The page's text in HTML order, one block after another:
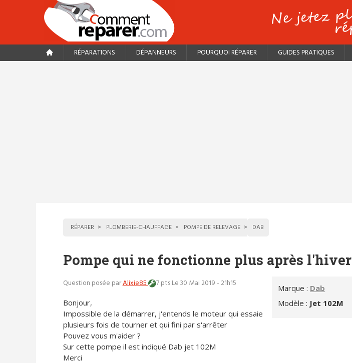
RÉPARATIONS DÉPANNEURS POURQUOI RÉPARER GUIDES PRATIQUES
RÉPARER PLOMBERIE-CHAUFFAGE POMPE DE RELEVAGE DAB
Pompe qui ne fonctionne plus après l'hiver
Marque : Dab
Modèle : Jet 102M
Question posée parAlixie85 7 ptsLe 30 Mai 2019 - 21h15
Bonjour,
Impossible de la démarrer, j'entends le moteur qui essaie
plusieurs fois de tourner et qui fini par s'arrêter
Pouvez vous m'aider ?
Sur cette pompe il est indiqué Dab jet 102M
Merci